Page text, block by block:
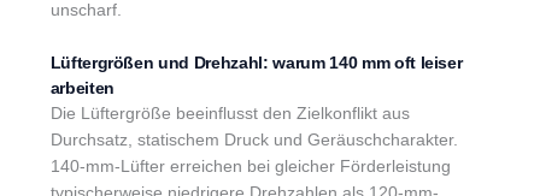
unscharf.
Lüftergrößen und Drehzahl: warum 140 mm oft leiser
arbeiten
Die Lüftergröße beeinflusst den Zielkonflikt aus
Durchsatz, statischem Druck und Geräuschcharakter.
140-mm-Lüfter erreichen bei gleicher Förderleistung